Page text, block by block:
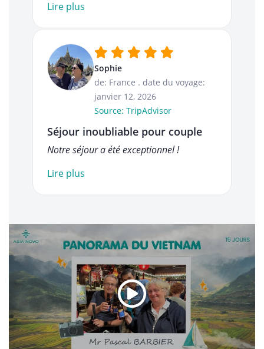
Lire plus
Sophie
de: France . date du voyage:
janvier 12, 2026
Source: TripAdvisor
Séjour inoubliable pour couple
Notre séjour a été exceptionnel !
Lire plus